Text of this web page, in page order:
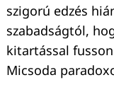
szigorú edzés
szabadságtól,
kitartással
Micsoda